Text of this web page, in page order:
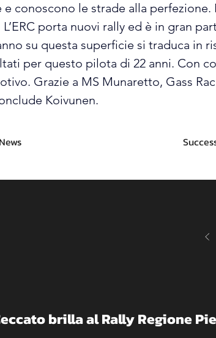
conoscono le strade alla perfezione.
porta nuovi rally ed è in gran
su questa superficie si traduca in
per questo pilota di 22 anni. Con
Grazie a MS Munaretto, Gass
Koivunen.
brilla al Rally Regione